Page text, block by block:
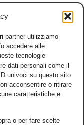
partner utilizziamo
accedere alle
tecnologie
dati personali come il
univoci su questo sito
acconsentire o ritirare
caratteristiche e
o per fare scelte